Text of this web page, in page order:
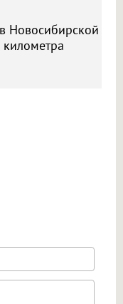
Новосибирской